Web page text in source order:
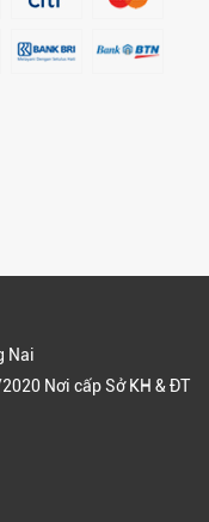
Nai
Nơi cấp Sở KH & ĐT